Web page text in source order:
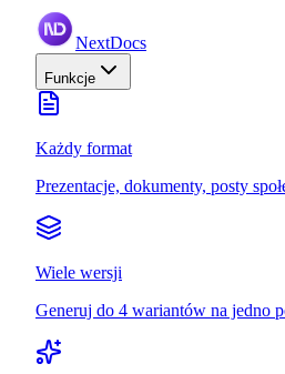
NextDocs
Funkcje
Każdy format
Prezentacje, dokumenty, posty
Wiele wersji
Generuj do 4 wariantów na jedno